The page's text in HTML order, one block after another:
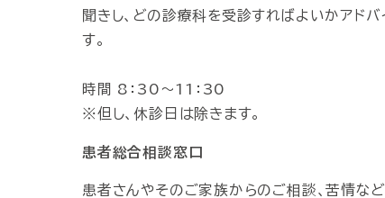
聞きし、どの診療科を受診すればよいかアドバ
す。
時間 8：30～11：30
※但し、休診日は除きます。
患者総合相談窓口
患者さんやそのご家族からのご相談、苦情な